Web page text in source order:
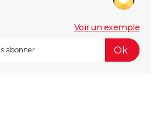
Voir un exemple